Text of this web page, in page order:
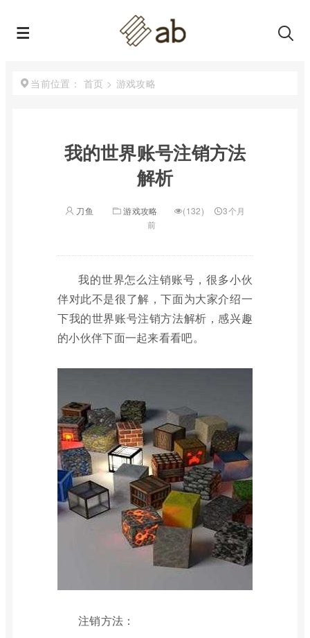
当前位置： 首页 > 游戏攻略
我的世界账号注销方法
解析
刀鱼 游戏攻略 (132)
3个月
前
我的世界怎么注销账号，很多小伙
伴对此不是很了解，下面为大家介绍一
下我的世界账号注销方法解析，感兴趣
的小伙伴下面一起来看看吧。
注销方法：